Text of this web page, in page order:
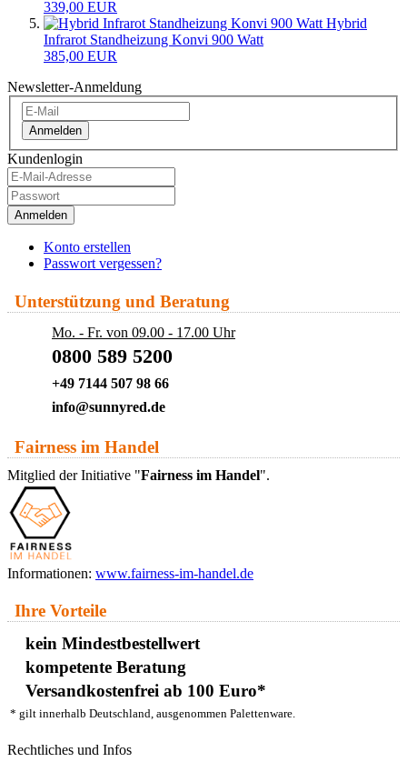
339,00 EUR
Hybrid
Infrarot Standheizung Konvi 900 Watt
385,00 EUR
Newsletter-Anmeldung
Anmelden
Kundenlogin
Anmelden
Konto erstellen
Passwort vergessen?
Unterstützung und Beratung
Mo. - Fr. von 09.00 - 17.00 Uhr
0800 589 5200
+49 7144 507 98 66
info@sunnyred.de
Fairness im Handel
Mitglied der Initiative "Fairness im Handel".
Informationen: www.fairness-im-handel.de
Ihre Vorteile
kein Mindestbestellwert
kompetente Beratung
Versandkostenfrei ab 100 Euro*
* gilt innerhalb Deutschland, ausgenommen Palettenware.
Rechtliches und Infos